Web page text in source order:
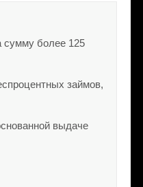
сумму более 125
займов,
выдаче